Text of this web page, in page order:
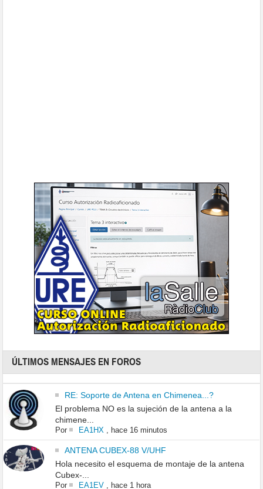
ÚLTIMOS MENSAJES EN FOROS
RE: Soporte de Antena en Chimenea...?
El problema NO es la sujeción de la antena a la
chimene...
Por EA1HX hace 16 minutos
ANTENA CUBEX-88 V/UHF
Hola necesito el esquema de montaje de la antena
Cubex-...
Por EA1EV, hace 1 hora